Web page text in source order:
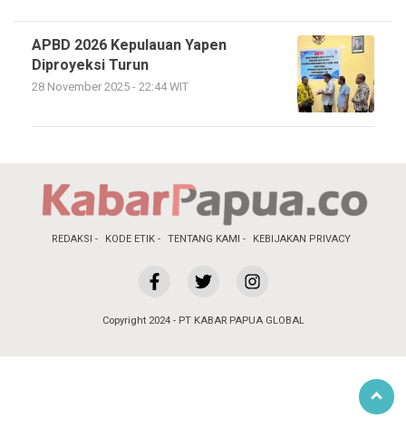
APBD 2026 Kepulauan Yapen
Diproyeksi Turun
28 November 2025 - 22:44 WIT
REDAKSI KODE ETIK TENTANG KAMI KEBIJAKAN PRIVACY
Copyright 2024 - PT KABAR PAPUA GLOBAL